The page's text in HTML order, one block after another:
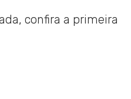
confira a primeira